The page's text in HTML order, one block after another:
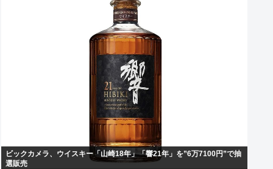
ビックカメラ、ウイスキー「山崎18年」「響21年」を”6万7100円”で抽
選販売